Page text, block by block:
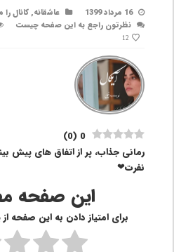
16 مرداد 1399 عاشقانه,کانال
نظرتون راجع به این صفحه چیست
12
0
(
0
)
رمانی جذاب، پر از اتفاق های پیش
نفرت❤
این صفحه
برای امتیاز دادن به این صفحه